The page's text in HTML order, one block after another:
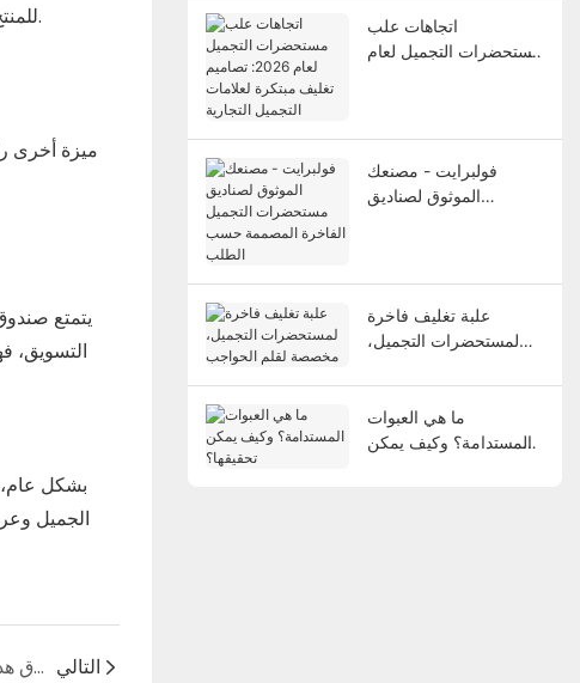
للمنتج. سواء كان ذلك لتقديمه كهدية أو للاستخدام الشخصي، فإن غطاء وقاعدة صندوق الهدايا يمكن أن يعززا الوعي بالمنتج والتوقعات.
ميزة أخرى
يتمتع
التسويق،
بشكل عام،
الجميل
صندوق هدايا احتفالي للغاية - صندوق هدايا تقويم العد التنازلي التالي
اتجاهات علب
مستحضرات التجميل لعام
فولبرايت - مصنعك
الموثوق لصناديق
علبة تغليف فاخرة
لمستحضرات التجميل،
ما هي العبوات
المستدامة؟ وكيف يمكن